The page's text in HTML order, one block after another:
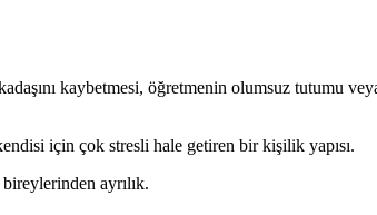
kaybetmesi, öğretmenin olumsuz tutumu
için çok stresli hale getiren bir kişilik yapısı.
ayrılık.